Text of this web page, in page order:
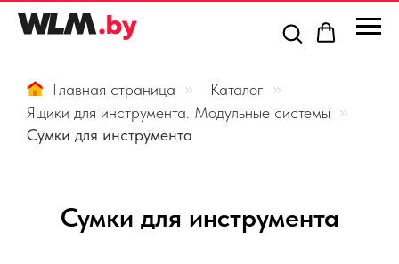
Главная страница » Каталог »
Ящики для инструмента. Модульные системы »
Сумки для инструмента
Сумки для инструмента